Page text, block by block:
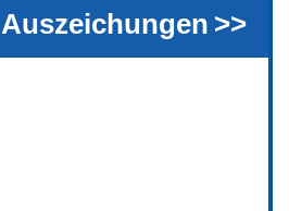
Auszeichungen